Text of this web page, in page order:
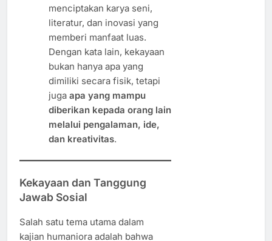
menciptakan karya seni,
literatur, dan inovasi yang
memberi manfaat luas.
Dengan kata lain, kekayaan
bukan hanya apa yang
dimiliki secara fisik, tetapi
juga apa yang mampu
diberikan kepada orang lain
melalui pengalaman, ide,
dan kreativitas.
Kekayaan dan Tanggung
Jawab Sosial
Salah satu tema utama dalam
kajian humaniora adalah bahwa